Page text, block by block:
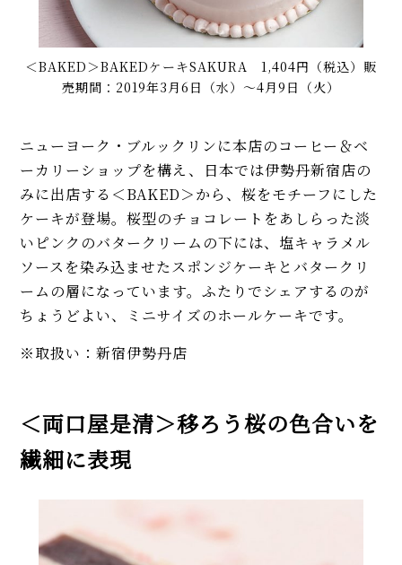
＜BAKED＞BAKEDケーキSAKURA 1,404円（税込）販
売期間：2019年3月6日（水）～4月9日（火）
ニューヨーク・ブルックリンに本店のコーヒー＆ベ
ーカリーショップを構え、日本では伊勢丹新宿店の
みに出店する＜BAKED＞から、桜をモチーフにした
ケーキが登場。桜型のチョコレートをあしらった淡
いピンクのバタークリームの下には、塩キャラメル
ソースを染み込ませたスポンジケーキとバタークリ
ームの層になっています。ふたりでシェアするのが
ちょうどよい、ミニサイズのホールケーキです。
※取扱い：新宿伊勢丹店
＜両口屋是清＞移ろう桜の色合いを
繊細に表現